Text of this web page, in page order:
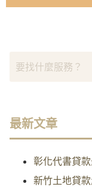
最新文章
彰化代書貸
新竹土地貸